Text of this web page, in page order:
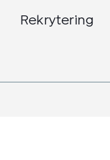
Rekrytering